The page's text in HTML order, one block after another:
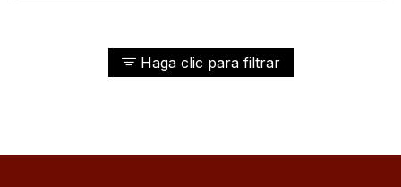
Haga clic para filtrar